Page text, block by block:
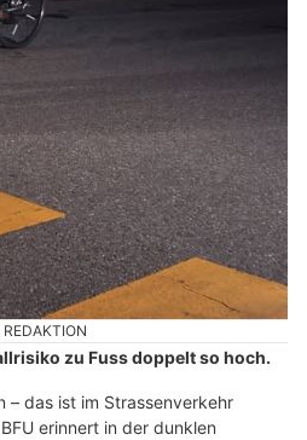
zu Fuss doppelt so hoch.
– das ist im Strassenverkehr
erinnert in der dunklen